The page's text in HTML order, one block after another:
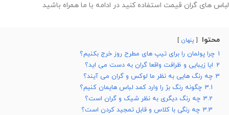
لباس های گران قیمت استفاده کنید در ادامه با ما همراه باشید
محتوا پنهان
1 چرا پولمان را برای تیپ های مطرح روز خرج بکنیم؟
2 ایا زیبایی و ظرافت واقعا گران به دست می اید؟
3 چه رنگ هایی به نظر ما لوکس و گران می آیند؟
3.1 چگونه رنگ بژ را وارد کمد لباس هایمان کنیم؟
3.2 چه رنگ دیگری به نظر شیک و گران است؟
3.3 چه رنگی با کلاس و قابل تمجید کردن است؟